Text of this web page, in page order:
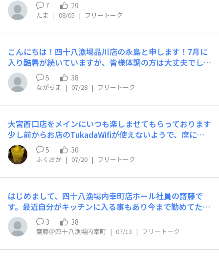
7 29
たま | 08/05 | フリートーク
こんにちは！四十八漁場品川店の永島と申します！7月に
入り酷暑が続いていますが、皆様体調の方は大丈夫でしょ
うか？？？品川店は冷房ガンガンで寒いくらいにお客様を
お出迎えしております！！夏といえば、やっぱりビールで
すが、品川店の特徴！日本酒！！！夏酒！！！少しご紹介
させていただきます！写真は一部ではございますが、現在
ます。その中でも本日は2本ご紹介したいと思います。ま
ずはこちら。日本の中で最も人気があると言っても過言で
はない、而今！！！岡山県産朝日米を100%使っており、
爽やかな味わいですが、単体ではなく、料理などと合わせ
い煮付けなどにも負けないくらい合うと思います！通常で
は頼めないので、是非スタッフにお問い合わせ下さい！！
2本目はこちら！山形よりくどき上手！出羽燦々2
2%！！！磨き22%は中々見れない一杯です。口当たりは
素晴らしく飲みやすく、それでも尚、しっかりとした米の
旨みが感じられ、辛口の風味も感じられます。こちらはあ
5 38
ながちま | 07/28 | フリートーク
大宮西口店をメインにいつも楽しませてもらっております
少し前からお店のTukadaWifiが使えないようで、席によ
ってはスマホの電波も弱く、注文に難儀することがありま
す関係者の方にご確認頂ければ幸いです※こちらの投稿に
相応しく無ければ削除してください
5 30
ふくおか | 07/20 | フリートーク
はじめまして、四十八漁場内幸町店ホール社員の齋藤で
す。最近自分がキッチンに入る事もあり今まで勤めてた飲
食店でも基本自分が賄いを作ってたので今のお店でもスタ
ッフさんの賄いを作りたいと思いキッチンに入った際は自
分が賄いを作っております。その一部をご紹介したいと思
います。写真1枚目 鶏チリ海老チリの鶏肉バージョンで
3 38
齋藤＠四十八漁場内幸町 | 07/13 | フリートーク